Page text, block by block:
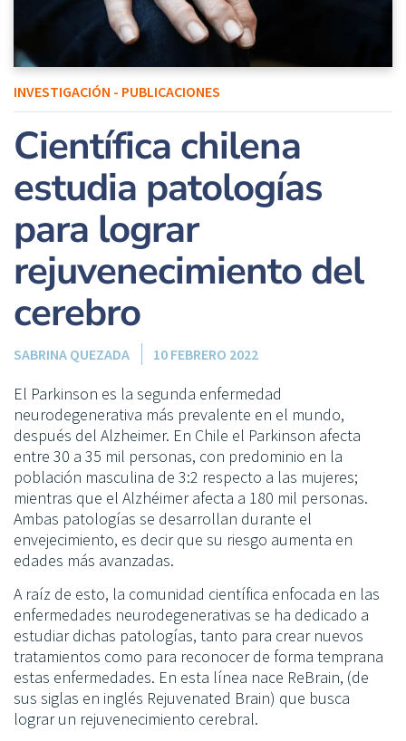
INVESTIGACIÓN - PUBLICACIONES
Científica chilena
estudia patologías
para lograr
rejuvenecimiento del
cerebro
SABRINA QUEZADA 10 FEBRERO 2022
El Parkinson es la segunda enfermedad
neurodegenerativa más prevalente en el mundo,
después del Alzheimer. En Chile el Parkinson afecta
entre 30 a 35 mil personas, con predominio en la
población masculina de 3:2 respecto a las mujeres;
mientras que el Alzhéimer afecta a 180 mil personas.
Ambas patologías se desarrollan durante el
envejecimiento, es decir que su riesgo aumenta en
edades más avanzadas.
A raíz de esto, la comunidad científica enfocada en las
enfermedades neurodegenerativas se ha dedicado a
estudiar dichas patologías, tanto para crear nuevos
tratamientos como para reconocer de forma temprana
estas enfermedades. En esta línea nace ReBrain, (de
sus siglas en inglés Rejuvenated Brain) que busca
lograr un rejuvenecimiento cerebral.